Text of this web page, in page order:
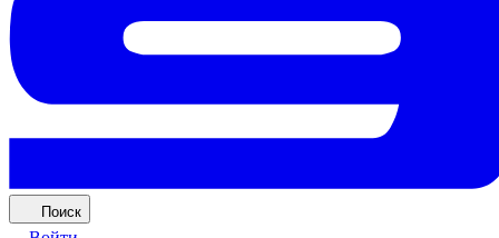
Поиск